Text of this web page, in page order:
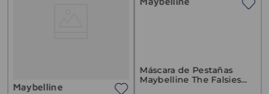
Maybelline
Máscara de Pestañas
Maybelline The Falsies